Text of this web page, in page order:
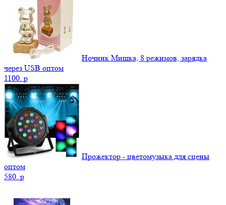
Ночник Мишка, 8 режимов, зарядка
через USB оптом
1100. p
Прожектор - цветомузыка для сцены
оптом
580. p